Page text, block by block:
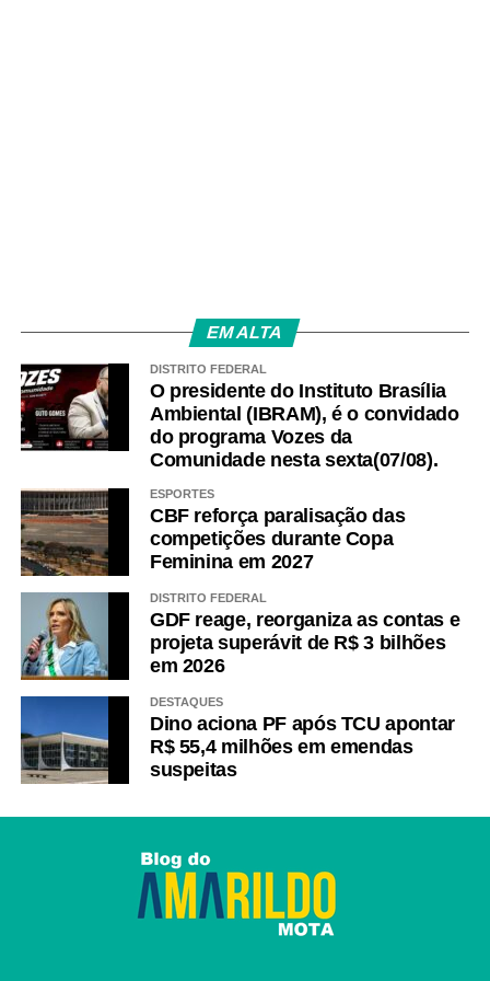
EM ALTA
DISTRITO FEDERAL
O presidente do Instituto Brasília
Ambiental (IBRAM), é o convidado
do programa Vozes da
Comunidade nesta sexta(07/08).
ESPORTES
CBF reforça paralisação das
competições durante Copa
Feminina em 2027
DISTRITO FEDERAL
GDF reage, reorganiza as contas e
projeta superávit de R$ 3 bilhões
em 2026
DESTAQUES
Dino aciona PF após TCU apontar
R$ 55,4 milhões em emendas
suspeitas